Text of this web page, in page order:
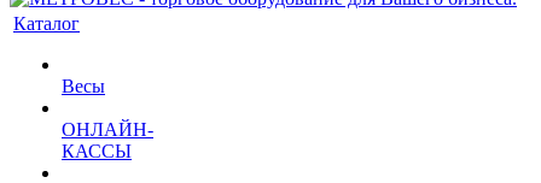
Каталог
Весы
ОНЛАЙН-
КАССЫ